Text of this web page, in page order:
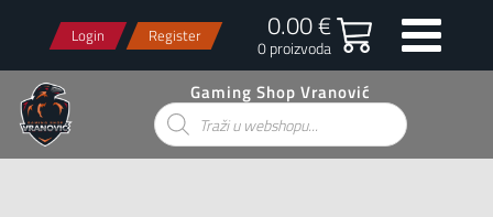
Login Register 0.00 €
0 proizvoda
Gaming Shop Vranović
Products
search